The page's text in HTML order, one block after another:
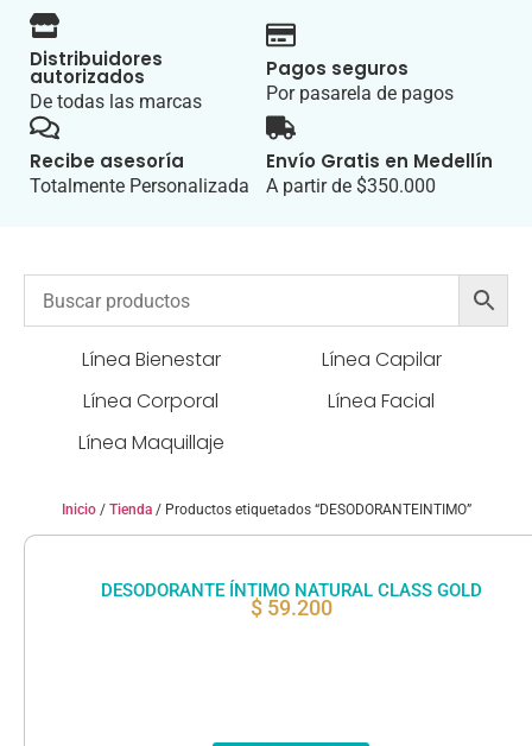
Distribuidores
autorizados
De todas las marcas
Pagos seguros
Por pasarela de pagos
Recibe asesoría
Totalmente Personalizada
Envío Gratis en Medellín
A partir de $350.000
Línea Bienestar
Línea Capilar
Línea Corporal
Línea Facial
Línea Maquillaje
Inicio/ Tienda/ Productos etiquetados “DESODORANTEINTIMO”
DESODORANTE ÍNTIMO NATURAL CLASS GOLD
$59.200